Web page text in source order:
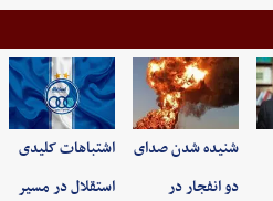
شنیده شدن صدای
دو انفجار در
اشتباهات کلیدی
استقلال در مسیر